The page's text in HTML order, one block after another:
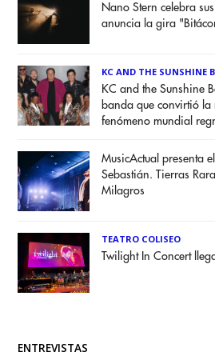
Nano Stern celebra
anuncia la gira
KC AND THE SUNSHINE
KC and the Sunshine
banda que convirtió la
fenómeno mundial
MusicActual presenta
Sebastián. Tierras
Milagros
TEATRO COLISEO
Twilight In Concert
ENTREVISTAS